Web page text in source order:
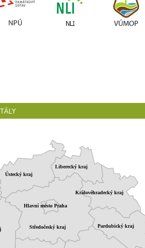
Středočeský kraj
Ústecký kraj
Pardubický kraj
Liberecký kraj
Královéhradecký kraj
Hlavní město Praha